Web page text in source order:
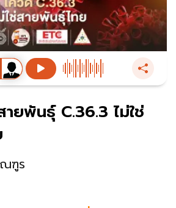
ยพันธุ์ C.36.3 ไม่ใช่
ฑูร